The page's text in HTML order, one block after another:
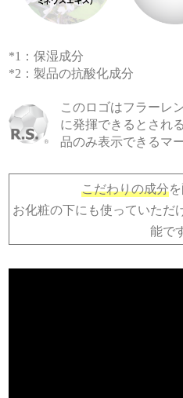
*1：保湿成分
*2：製品の抗酸化成分
このロゴはフラーレ
に発揮できるとされ
品のみ表示できるマ
こだわりの成分
お化粧の下にも使っていただ
能で